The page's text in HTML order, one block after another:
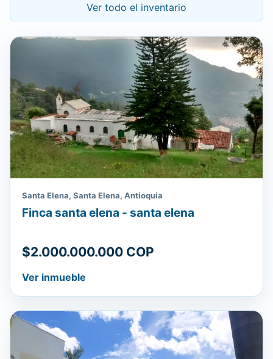
Ver todo el inventario
Santa Elena, Santa Elena, Antioquia
Finca santa elena - santa elena
$2.000.000.000 COP
Ver inmueble